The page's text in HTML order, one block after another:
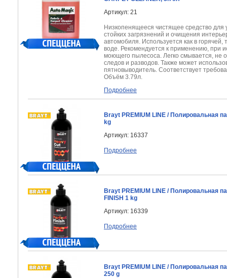
Артикул: 21
Низкопенящееся чистящее средство для
стойких загрязнений и очищения
автомобиля. Используется как в горячей,
воде. Рекомендуется к применению, при
моющего пылесоса. Легко смывается, не
следов и разводов. Также может
пятновыводитель. Соответствует
Объём 3.79л.
Подробнее
Brayt PREMIUM LINE / Полировальная
kg
Артикул: 16337
Подробнее
Brayt PREMIUM LINE / Полировальная
FINISH 1 kg
Артикул: 16339
Подробнее
Brayt PREMIUM LINE / Полировальная
250 g